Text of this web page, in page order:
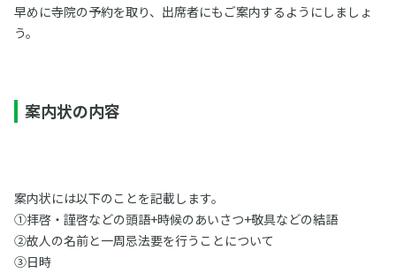
早めに寺院の予約を取り、出席者にもご案内するようにしましょ
う。
案内状の内容
案内状には以下のことを記載します。
①拝啓・謹啓などの頭語+時候のあいさつ+敬具などの結語
②故人の名前と一周忌法要を行うことについて
③日時